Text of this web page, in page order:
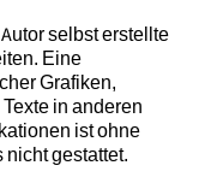
selbst erstellte
Eine
Grafiken,
in anderen
ist ohne
gestattet.